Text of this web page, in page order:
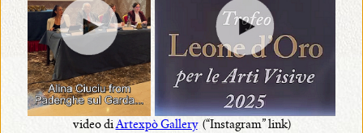
video diArtexpò Gallery(“Instagram” link)